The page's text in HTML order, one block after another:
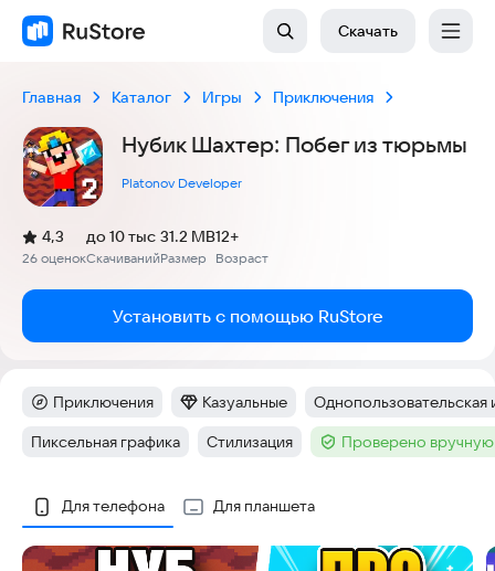
Скачать
Главная Каталог Игры Приключения
Нубик Шахтер: Побег из тюрьмы
Platonov Developer
Рейтинг:
4,3
(
26 оценок
)
Скачиваний
до 10 тыс
Размер
31.2 MB
Возраст
12+
Установить с помощью RuStore
Категория:
Приключения Категория:
Казуальные Тег:
Однопользовательская
Тег:
Пиксельная графика Тег:
Стилизация Тег :Проверено
Скриншоты
Для телефона Для планшета